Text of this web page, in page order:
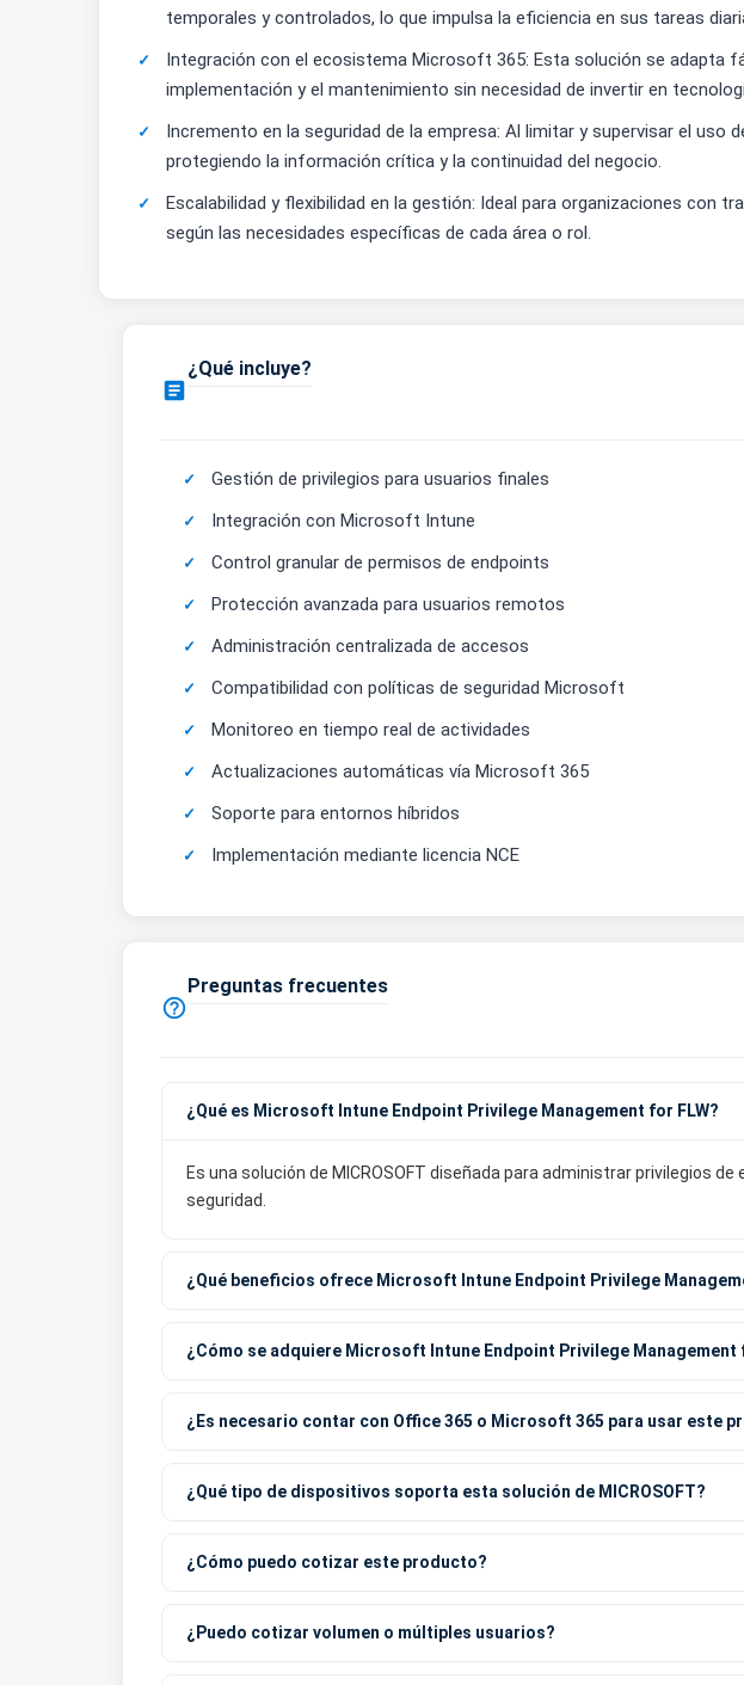
temporales y controlados, lo que impulsa la eficiencia en sus tareas
Integración con el ecosistema Microsoft 365: Esta solución se
implementación y el mantenimiento sin necesidad de invertir en
Incremento en la seguridad de la empresa: Al limitar y supervisar el uso
protegiendo la información crítica y la continuidad del negocio.
Escalabilidad y flexibilidad en la gestión: Ideal para organizaciones con
según las necesidades específicas de cada área o rol.

¿Qué incluye?
Gestión de privilegios para usuarios finales
Integración con Microsoft Intune
Control granular de permisos de endpoints
Protección avanzada para usuarios remotos
Administración centralizada de accesos
Compatibilidad con políticas de seguridad Microsoft
Monitoreo en tiempo real de actividades
Actualizaciones automáticas vía Microsoft 365
Soporte para entornos híbridos
Implementación mediante licencia NCE

Preguntas frecuentes
¿Qué es Microsoft Intune Endpoint Privilege Management for FLW?
Es una solución de MICROSOFT diseñada para administrar privilegios
seguridad.
¿Qué beneficios ofrece Microsoft Intune Endpoint Privilege
¿Cómo se adquiere Microsoft Intune Endpoint Privilege Management
¿Es necesario contar con Office 365 o Microsoft 365 para usar este
¿Qué tipo de dispositivos soporta esta solución de MICROSOFT?
¿Cómo puedo cotizar este producto?
¿Puedo cotizar volumen o múltiples usuarios?